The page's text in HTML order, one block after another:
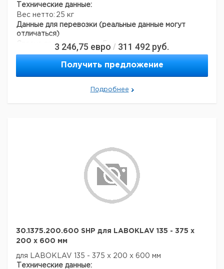
Технические данные:
Вес нетто: 25 кг
Данные для перевозки (реальные данные могут
отличаться)
Страна происхождения:Германия
Вес брутто:
25 кг
3 246,75 евро / 311 492 руб.
Получить предложение
Подробнее
30.1375.200.600 SHP для LABOKLAV 135 - 375 x
200 x 600 мм
для LABOKLAV 135 - 375 х 200 х 600 мм
Технические данные: